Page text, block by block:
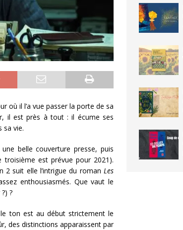
où il l’a vue passer la porte de sa
il est près à tout : il écume ses
sa vie.
belle couverture presse, puis
troisième est prévue pour 2021).
2 suit elle l’intrigue du romanLes
enthousiasmés. Que vaut le
?
ton est au début strictement le
des distinctions apparaissent par